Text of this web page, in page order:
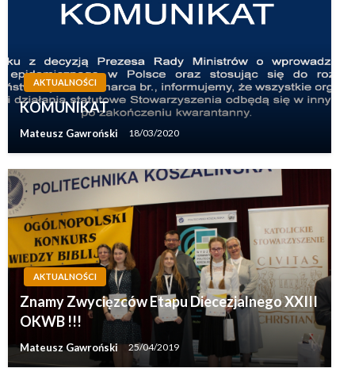
AKTUALNOŚCI
KOMUNIKAT
Mateusz Gawroński 18/03/2020
AKTUALNOŚCI
Znamy Zwycięzców Etapu Diecezjalnego XXIII
OKWB !!!
Mateusz Gawroński 25/04/2019